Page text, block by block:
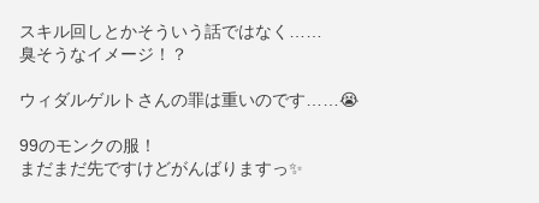
スキル回しとかそういう話ではなく……
臭そうなイメージ！？
ウィダルゲルトさんの罪は重いのです……😭
99のモンクの服！
まだまだ先ですけどがんばりますっ✨️